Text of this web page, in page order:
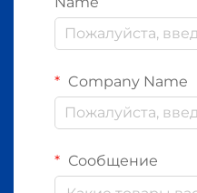
Company Name
Сообщение